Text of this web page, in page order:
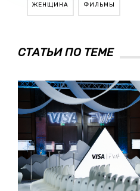
ЖЕНЩИНА ФИЛЬМЫ
СТАТЬИ ПО ТЕМЕ